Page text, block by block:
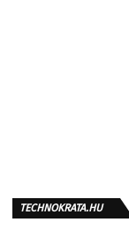
TECHNOKRATA.HU